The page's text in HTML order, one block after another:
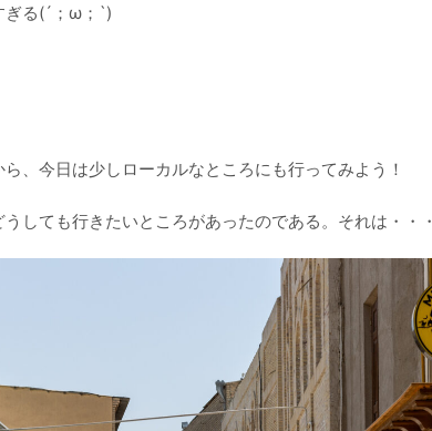
ぎる(´；ω；`)
、今日は少しローカルなところにも行ってみよう！
しても行きたいところがあったのである。それは・・・